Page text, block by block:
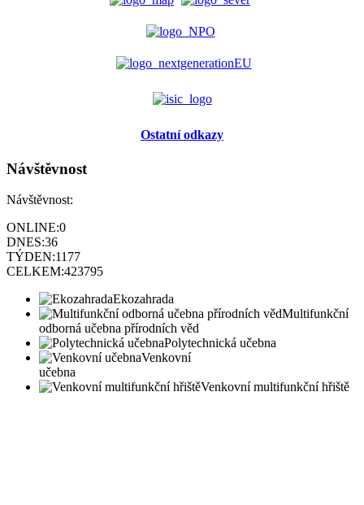
Ostatní odkazy
Návštěvnost
Návštěvnost:
ONLINE:0
DNES:36
TÝDEN:1177
CELKEM:423795
Ekozahrada
Multifunkční
odborná učebna přírodních věd
Polytechnická učebna
Venkovní
učebna
Venkovní multifunkční hřiště